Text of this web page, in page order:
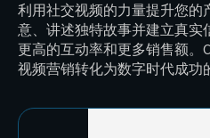
利用社交视频的力量提升您的
意、讲述独特故事并建立真
更高的互动率和更多销售额。
视频营销转化为数字时代成功